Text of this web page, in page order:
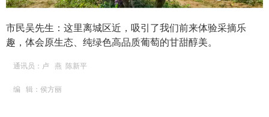
市民吴先生：这里离城区近，吸引了我们前来体验采摘乐
趣，体会原生态、纯绿色高品质葡萄的甘甜醇美。
通讯员：卢 燕 陈新平
编 辑：侯方丽